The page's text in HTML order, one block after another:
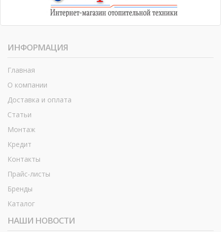
ИНФОРМАЦИЯ
Главная
О компании
Доставка и оплата
Статьи
Монтаж
Кредит
Контакты
Прайс-листы
Бренды
Каталог
НАШИ НОВОСТИ